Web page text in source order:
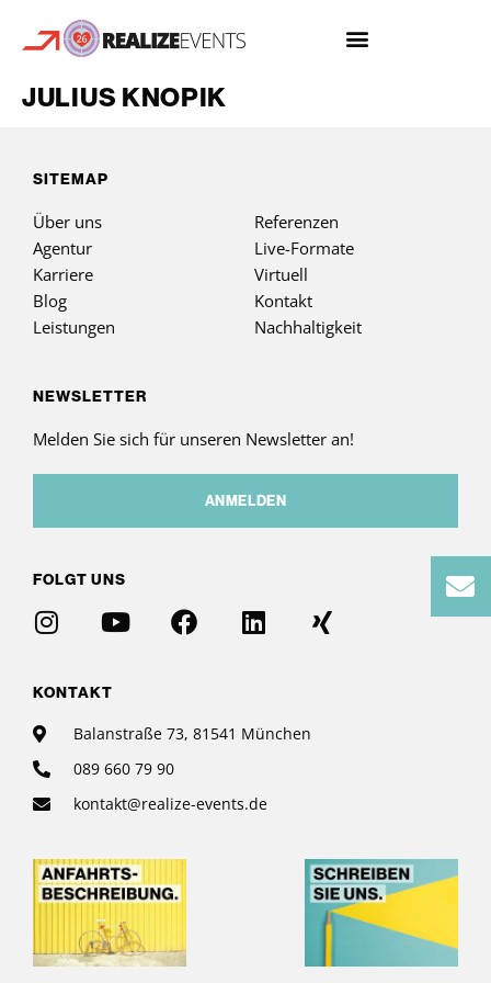
JULIUS KNOPIK
SITEMAP
Über uns
Agentur
Karriere
Blog
Leistungen
Referenzen
Live-Formate
Virtuell
Kontakt
Nachhaltigkeit
NEWSLETTER
Melden Sie sich für unseren Newsletter an!
ANMELDEN
FOLGT UNS
KONTAKT
Balanstraße 73, 81541 München
089 660 79 90
kontakt@realize-events.de